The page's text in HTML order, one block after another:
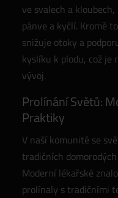
ve svalech a
pánve a kyčlí. Kromě
snižuje otoky a
kyslíku k plodu, což je
vývoj.
Prolínání Světů:
Praktiky
V naší komunitě se
tradičních
Moderní lékařské
prolínaly s tradičními